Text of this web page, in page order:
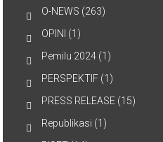
O-NEWS (263)
OPINI (1)
Pemilu 2024 (1)
PERSPEKTIF (1)
PRESS RELEASE (15)
Republikasi (1)